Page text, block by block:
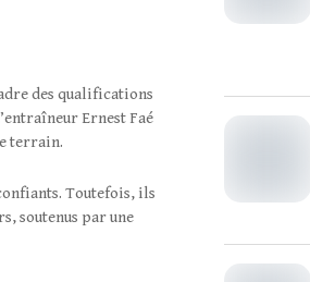
des qualifications
Ernest Faé
terrain.
Toutefois, ils
soutenus par une